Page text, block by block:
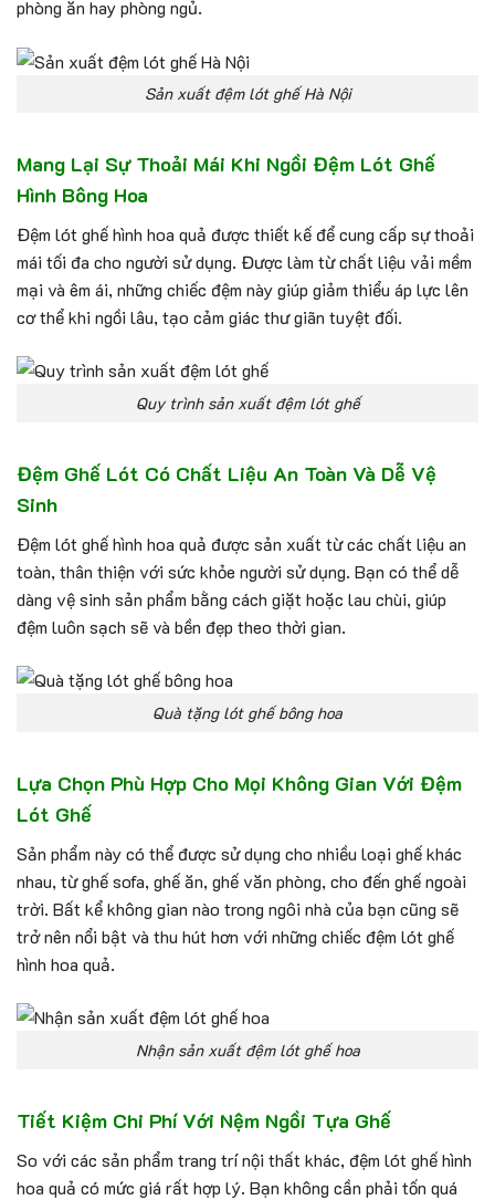
phòng ăn hay phòng ngủ.
Sản xuất đệm lót ghế Hà Nội
Mang Lại Sự Thoải Mái Khi Ngồi Đệm Lót Ghế
Hình Bông Hoa
Đệm lót ghế hình hoa quả được thiết kế để cung cấp sự thoải
mái tối đa cho người sử dụng. Được làm từ chất liệu vải mềm
mại và êm ái, những chiếc đệm này giúp giảm thiểu áp lực lên
cơ thể khi ngồi lâu, tạo cảm giác thư giãn tuyệt đối.
Quy trình sản xuất đệm lót ghế
Đệm Ghế Lót Có Chất Liệu An Toàn Và Dễ Vệ
Sinh
Đệm lót ghế hình hoa quả được sản xuất từ các chất liệu an
toàn, thân thiện với sức khỏe người sử dụng. Bạn có thể dễ
dàng vệ sinh sản phẩm bằng cách giặt hoặc lau chùi, giúp
đệm luôn sạch sẽ và bền đẹp theo thời gian.
Quà tặng lót ghế bông hoa
Lựa Chọn Phù Hợp Cho Mọi Không Gian Với Đệm
Lót Ghế
Sản phẩm này có thể được sử dụng cho nhiều loại ghế khác
nhau, từ ghế sofa, ghế ăn, ghế văn phòng, cho đến ghế ngoài
trời. Bất kể không gian nào trong ngôi nhà của bạn cũng sẽ
trở nên nổi bật và thu hút hơn với những chiếc đệm lót ghế
hình hoa quả.
Nhận sản xuất đệm lót ghế hoa
Tiết Kiệm Chi Phí Với Nệm Ngồi Tựa Ghế
So với các sản phẩm trang trí nội thất khác, đệm lót ghế hình
hoa quả có mức giá rất hợp lý. Bạn không cần phải tốn quá